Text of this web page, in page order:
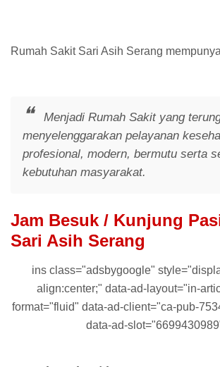
Rumah Sakit Sari Asih Serang
Menjadi Rumah Sakit yang
menyelenggarakan pelayanan
profesional, modern, bermutu serta
kebutuhan masyarakat.
Jam Besuk / Kunjung
Sari Asih Serang
ins class="adsbygoogle"
align:center;" data-ad-layout="in-
format="fluid" data-ad-client="ca-pub-
data-ad-